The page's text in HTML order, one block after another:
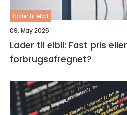
lader til elbil
09. May 2025
Lader til elbil: Fast pris eller
forbrugsafregnet?